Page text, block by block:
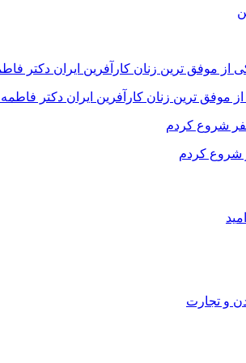
موفق ترین زنان کارآفرین ایران دکتر
شروع کردم